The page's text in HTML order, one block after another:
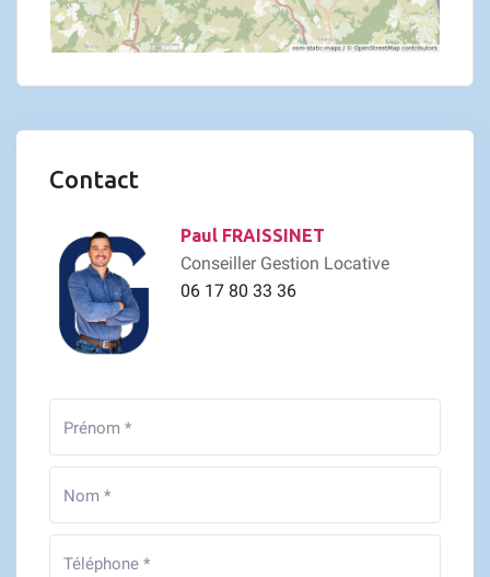
Contact
Paul FRAISSINET
Conseiller Gestion Locative
06 17 80 33 36